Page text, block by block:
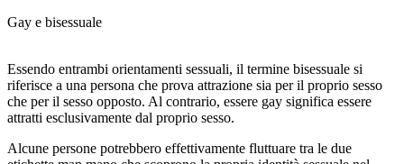
Gay e bisessuale
Essendo entrambi orientamenti sessuali, il termine bisessuale si
riferisce a una persona che prova attrazione sia per il proprio sesso
che per il sesso opposto. Al contrario, essere gay significa essere
attratti esclusivamente dal proprio sesso.
Alcune persone potrebbero effettivamente fluttuare tra le due